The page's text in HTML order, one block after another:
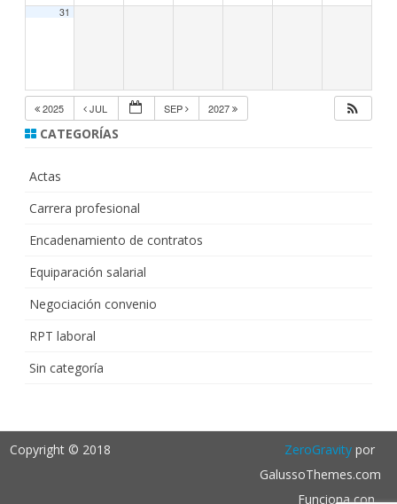
31
2025 JUL SEP 2027
CATEGORÍAS
Actas
Carrera profesional
Encadenamiento de contratos
Equiparación salarial
Negociación convenio
RPT laboral
Sin categoría
Copyright © 2018 ZeroGravitypor
GalussoThemes.com
Funciona con